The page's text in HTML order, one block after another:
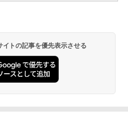
トの記事を優先表示させる